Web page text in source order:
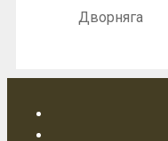
Дворняга